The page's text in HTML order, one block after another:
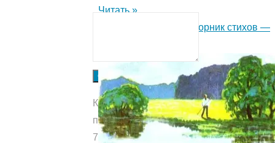
Отправить
Количество
прочтений:
762
Читать »
Колокольчики мои. Сборник стихов —